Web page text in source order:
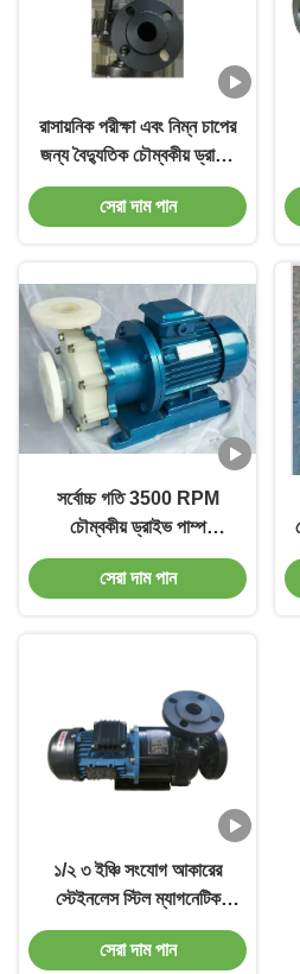
রাসায়নিক পরীক্ষা এবং নিম্ন চাপের
জন্য বৈদ্যুতিক চৌম্বকীয় ড্রাইভ
পাম্প
সেরা দাম পান
সর্বোচ্চ গতি 3500 RPM
চৌম্বকীয় ড্রাইভ পাম্প
কাস্টমাইজড লোহা কেসিং
রাসায়নিক স্থানান্তর জন্য
সেরা দাম পান
১/২ ৩ ইঞ্চি সংযোগ আকারের
স্টেইনলেস স্টিল ম্যাগনেটিক
ড্রাইভ পাম্প, নীল রঙে, উচ্চ
তাপমাত্রার জন্য
সেরা দাম পান